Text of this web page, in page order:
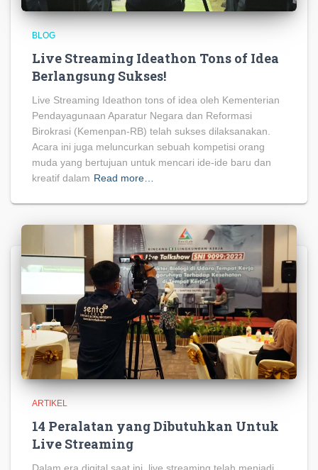
BLOG
Live Streaming Ideathon Tons of Idea
Berlangsung Sukses!
Live Streaming Ideathon tons of idea oleh Kementerian
Pendayagunaan Aparatur Negara dan Reformasi
Birokrasi (Kemenpan-RB) telah sukses dilaksanakan.
Acara ini juga meluncurkan sebuah kompetisi orang
muda yang bertujuan untuk mencari ide-ide baru dan
kreatif dalam Read more…
ARTIKEL
14 Peralatan yang Dibutuhkan Untuk
Live Streaming